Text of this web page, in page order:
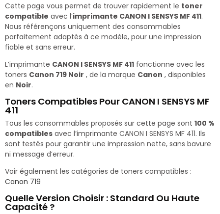
Cette page vous permet de trouver rapidement le toner
compatible avec l’imprimante CANON I SENSYS MF 411.
Nous référençons uniquement des consommables
parfaitement adaptés à ce modèle, pour une impression
fiable et sans erreur.
L’imprimante CANON I SENSYS MF 411 fonctionne avec les
toners Canon 719 Noir , de la marque Canon , disponibles
en Noir.
Toners Compatibles Pour CANON I SENSYS MF
411
Tous les consommables proposés sur cette page sont 100 %
compatibles avec l’imprimante CANON I SENSYS MF 411. Ils
sont testés pour garantir une impression nette, sans bavure
ni message d’erreur.
Voir également les catégories de toners compatibles :
Canon 719
Quelle Version Choisir : Standard Ou Haute
Capacité ?